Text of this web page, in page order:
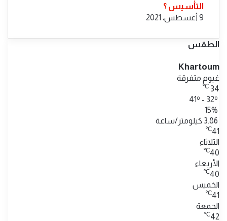
التأسيس ؟
9 أغسطس، 2021
الطقس
Khartoum
غيوم متفرقة
34
℃
15%
3.86 كيلومتر/ساعة
41
℃
الثلاثاء
40
℃
الأربعاء
40
℃
الخميس
41
℃
الجمعة
42
℃